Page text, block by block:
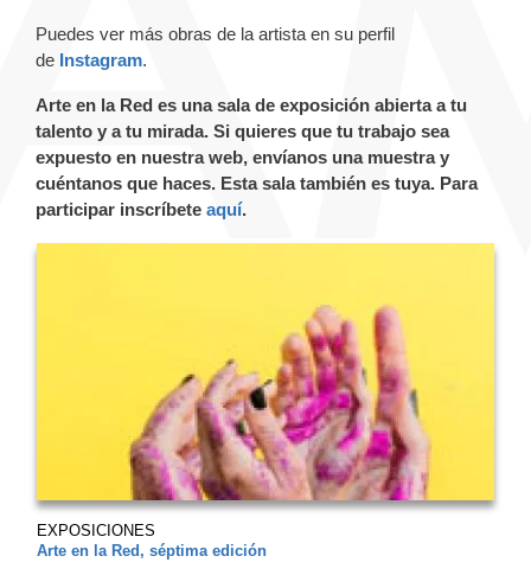
Puedes ver más obras de la artista en su perfil
de Instagram.
Arte en la Red es una sala de exposición abierta a tu
talento y a tu mirada. Si quieres que tu trabajo sea
expuesto en nuestra web, envíanos una muestra y
cuéntanos que haces. Esta sala también es tuya. Para
participar inscríbete aquí.
EXPOSICIONES
Arte en la Red, séptima edición